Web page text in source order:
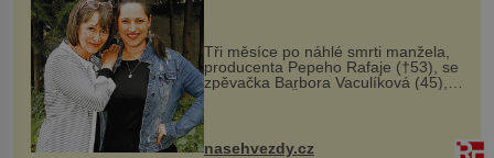
Tři měsíce po náhlé smrti manžela,
producenta Pepeho Rafaje (†53), se
zpěvačka Barbora Vaculíková (45),
dcera Petry Černocké (75), poprvé
ozvala veřejnosti. Na sociální síti
sdílela, že se snaží fung...
nasehvezdy.cz